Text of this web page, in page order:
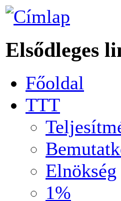
Elsődleges
Főoldal
TTT
Elnökség
1%